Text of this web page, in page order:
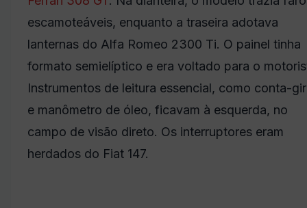
escamoteáveis, enquanto a traseira adotava
lanternas do Alfa Romeo 2300 Ti. O painel tinha
formato semielíptico e era voltado para o
Instrumentos de leitura essencial, como conta-
e manômetro de óleo, ficavam à esquerda, no
campo de visão direto. Os interruptores eram
herdados do Fiat 147.